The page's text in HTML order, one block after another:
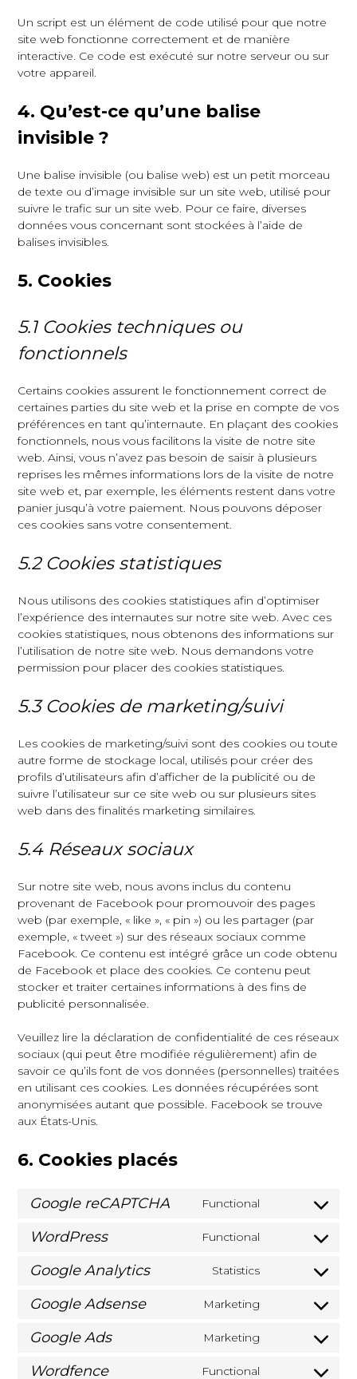
Un script est un élément de code utilisé pour que notre
site web fonctionne correctement et de manière
interactive. Ce code est exécuté sur notre serveur ou sur
votre appareil.
4. Qu’est-ce qu’une balise
invisible ?
Une balise invisible (ou balise web) est un petit morceau
de texte ou d’image invisible sur un site web, utilisé pour
suivre le trafic sur un site web. Pour ce faire, diverses
données vous concernant sont stockées à l’aide de
balises invisibles.
5. Cookies
5.1 Cookies techniques ou
fonctionnels
Certains cookies assurent le fonctionnement correct de
certaines parties du site web et la prise en compte de vos
préférences en tant qu’internaute. En plaçant des cookies
fonctionnels, nous vous facilitons la visite de notre site
web. Ainsi, vous n’avez pas besoin de saisir à plusieurs
reprises les mêmes informations lors de la visite de notre
site web et, par exemple, les éléments restent dans votre
panier jusqu’à votre paiement. Nous pouvons déposer
ces cookies sans votre consentement.
5.2 Cookies statistiques
Nous utilisons des cookies statistiques afin d’optimiser
l’expérience des internautes sur notre site web. Avec ces
cookies statistiques, nous obtenons des informations sur
l’utilisation de notre site web. Nous demandons votre
permission pour placer des cookies statistiques.
5.3 Cookies de marketing/suivi
Les cookies de marketing/suivi sont des cookies ou toute
autre forme de stockage local, utilisés pour créer des
profils d’utilisateurs afin d’afficher de la publicité ou de
suivre l’utilisateur sur ce site web ou sur plusieurs sites
web dans des finalités marketing similaires.
5.4 Réseaux sociaux
Sur notre site web, nous avons inclus du contenu
provenant de Facebook pour promouvoir des pages
web (par exemple, « like », « pin ») ou les partager (par
exemple, « tweet ») sur des réseaux sociaux comme
Facebook. Ce contenu est intégré grâce un code obtenu
de Facebook et place des cookies. Ce contenu peut
stocker et traiter certaines informations à des fins de
publicité personnalisée.
Veuillez lire la déclaration de confidentialité de ces réseaux
sociaux (qui peut être modifiée régulièrement) afin de
savoir ce qu’ils font de vos données (personnelles) traitées
en utilisant ces cookies. Les données récupérées sont
anonymisées autant que possible. Facebook se trouve
aux États-Unis.
6. Cookies placés
Google reCAPTCHA Functional
WordPress Functional
Google Analytics Statistics
Google Adsense Marketing
Google Ads Marketing
Wordfence Functional